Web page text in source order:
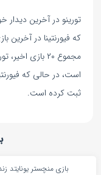
تورینو در آخرین
که فیورنتینا در آخرین
ثبت کرده است.
بازی منچستر یونایتد